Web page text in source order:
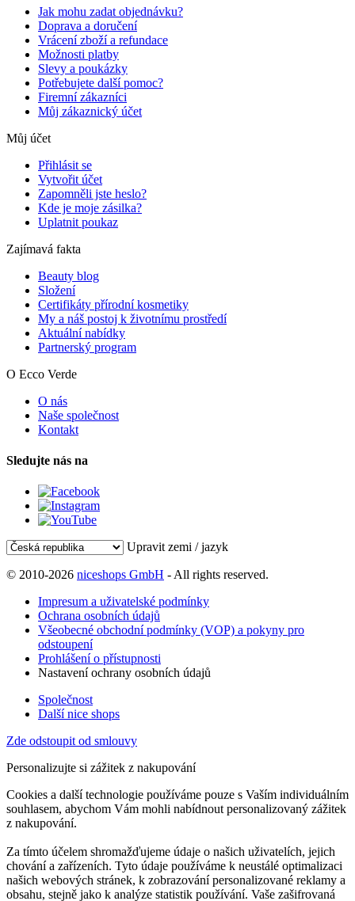
Jak mohu zadat objednávku?
Doprava a doručení
Vrácení zboží a refundace
Možnosti platby
Slevy a poukázky
Potřebujete další pomoc?
Firemní zákazníci
Můj zákaznický účet
Můj účet
Přihlásit se
Vytvořit účet
Zapomněli jste heslo?
Kde je moje zásilka?
Uplatnit poukaz
Zajímavá fakta
Beauty blog
Složení
Certifikáty přírodní kosmetiky
My a náš postoj k životnímu prostředí
Aktuální nabídky
Partnerský program
O Ecco Verde
O nás
Naše společnost
Kontakt
Sledujte nás na
Upravit zemi / jazyk
© 2010-2026 niceshops GmbH - All rights reserved.
Impresum a uživatelské podmínky
Ochrana osobních údajů
Všeobecné obchodní podmínky (VOP) a pokyny pro
odstoupení
Prohlášení o přístupnosti
Nastavení ochrany osobních údajů
Společnost
Další nice shops
Zde odstoupit od smlouvy
Personalizujte si zážitek z nakupování
Cookies a další technologie používáme pouze s Vaším individuálním
souhlasem, abychom Vám mohli nabídnout personalizovaný zážitek
z nakupování.
Za tímto účelem shromažďujeme údaje o našich uživatelích, jejich
chování a zařízeních. Tyto údaje používáme k neustálé optimalizaci
našich webových stránek, k zobrazování personalizované reklamy a
obsahu, stejně jako k analýze statistik používání. Vaše zašifrovaná